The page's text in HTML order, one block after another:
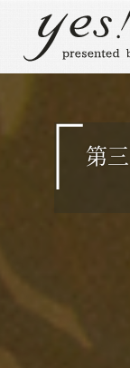
第